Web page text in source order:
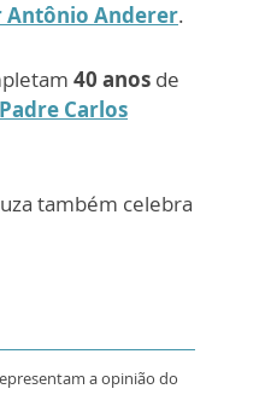
Antônio Anderer.
40 anos de
Padre Carlos
também celebra
a opinião do